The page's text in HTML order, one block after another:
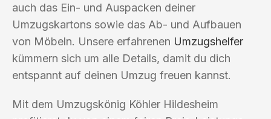
auch das Ein- und Auspacken deiner
Umzugskartons sowie das Ab- und Aufbauen
von Möbeln. Unsere erfahrenen Umzugshelfer
kümmern sich um alle Details, damit du dich
entspannt auf deinen Umzug freuen kannst.
Mit dem Umzugskönig Köhler Hildesheim